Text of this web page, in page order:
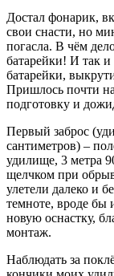
Достал фонарик,
свои снасти, но
погасла. В чём
батарейки! И так
батарейки,
Пришлось почти
подготовку и
Первый заброс
сантиметров) –
удилище, 3 метра
щелчком при
улетели далеко и
темноте, вроде бы
новую оснастку,
монтаж.
Наблюдать за